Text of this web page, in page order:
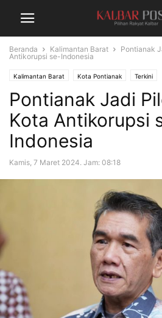
Beranda Kalimantan Barat
Pontianak
Antikorupsi se-Indonesia
Kalimantan Barat Kota Pontianak Terkini
Pontianak Jadi
Kota Antikorupsi
Indonesia
Kamis, 7 Maret 2024. Jam: 08:18